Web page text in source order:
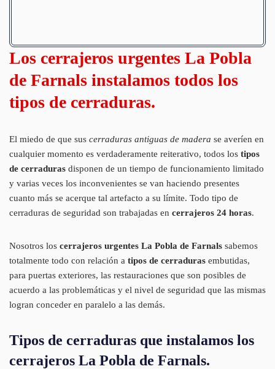
Los cerrajeros urgentes La Pobla
de Farnals instalamos todos los
tipos de cerraduras.
El miedo de que sus cerraduras antiguas de madera se averíen en
cualquier momento es verdaderamente reiterativo, todos los tipos
de cerraduras disponen de un tiempo de funcionamiento limitado
y varias veces los inconvenientes se van haciendo presentes
cuanto más se acerque tal artefacto a su límite. Todo tipo de
cerraduras de seguridad son trabajadas en cerrajeros 24 horas.
Nosotros los cerrajeros urgentes La Pobla de Farnals sabemos
totalmente todo con relación a tipos de cerraduras embutidas,
para puertas exteriores, las restauraciones que son posibles de
acuerdo a las problemáticas y el nivel de seguridad que las mismas
logran conceder en paralelo a las demás.
Tipos de cerraduras que instalamos los
cerrajeros La Pobla de Farnals.